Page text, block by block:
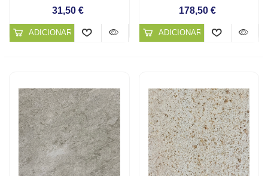
TRANSPARENTE
31,50 €
ADICIONAR AO CARRINHO
TRANSPARENTE
178,50 €
ADICIONAR AO CARRINHO